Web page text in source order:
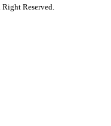
Reserved.